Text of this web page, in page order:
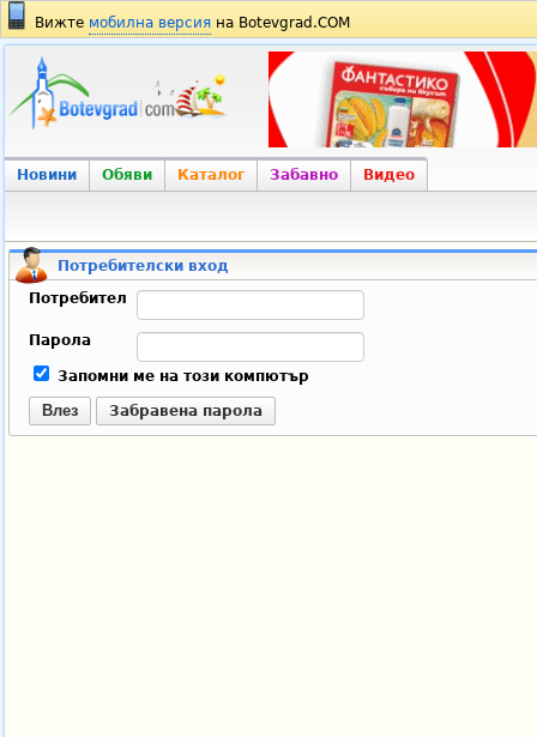
Вижте мобилна версия на Botevgrad.COM
Новини Обяви Каталог Забавно Видео
Потребителски вход
Потребител
Парола
Запомни ме на този компютър
Влез Забравена парола